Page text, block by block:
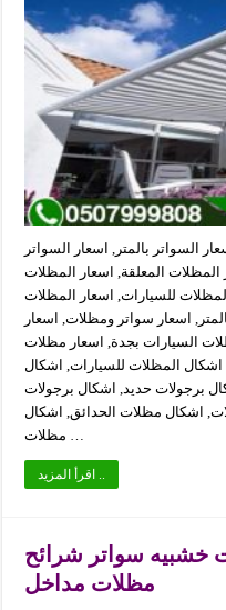
السواتر بالمتر, اسعار السواتر
المعلقة, اسعار المظلات
للسيارات, اسعار المظلات
اسعار سواتر ومظلات, اسعار
السيارات بجدة, اسعار مظلات
المظلات للسيارات, اشكال
برجولات حديد, اشكال برجولات
اشكال مظلات الحدائق, اشكال
خشبيه سواتر شرائح
مظلات مداخل